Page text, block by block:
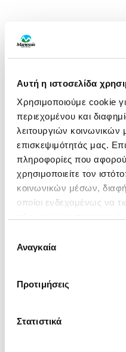
Αυτή η ιστοσελίδα
Χρησιμοποιούμε cookie
περιεχομένου και
λειτουργιών
επισκεψιμότητάς μας.
πληροφορίες που
χρησιμοποιείτε τον
κοινωνικών μέσων,
οποίοι ενδεχομένως να
χρήση των υπηρεσιών
συγκατάθεσης
Αναγκαία
Προτιμήσεις
Στατιστικά
APPLICATION ERROR: A